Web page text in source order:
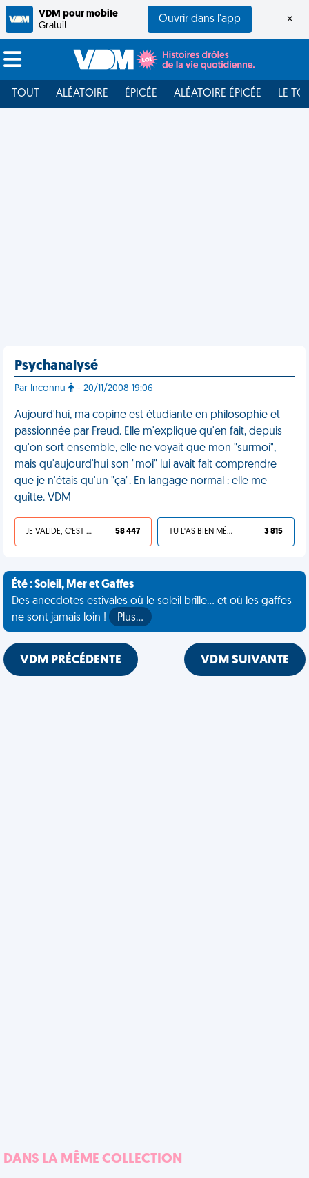
VDM pour mobile
Gratuit
Ouvrir dans l'app ×
TOUT ALÉATOIRE ÉPICÉE ALÉATOIRE ÉPICÉE LE
Psychanalysé
Par Inconnu - 20/11/2008 19:06
Aujourd'hui, ma copine est étudiante en philosophie et
passionnée par Freud. Elle m'explique qu'en fait, depuis
qu'on sort ensemble, elle ne voyait que mon "surmoi",
mais qu'aujourd'hui son "moi" lui avait fait comprendre
que je n'étais qu'un "ça". En langage normal : elle me
quitte. VDM
JE VALIDE, C'EST UNE VDM 58 447 TU L'AS BIEN MÉRITÉ 3 815
Été : Soleil, Mer et Gaffes
Des anecdotes estivales où le soleil brille... et où les gaffes
ne sont jamais loin !
Plus…
VDM PRÉCÉDENTE VDM SUIVANTE
DANS LA MÊME COLLECTION